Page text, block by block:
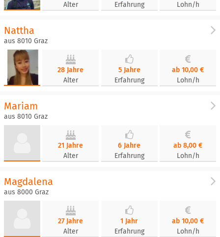
Alter
Erfahrung
Lohn/h
Nattha
aus 8010 Graz
28 Jahre
Alter
5 Jahre
Erfahrung
ab 10,00 €
Lohn/h
Mariam
aus 8010 Graz
21 Jahre
Alter
6 Jahre
Erfahrung
ab 8,00 €
Lohn/h
Magdalena
aus 8000 Graz
27 Jahre
Alter
1 Jahr
Erfahrung
ab 10,00 €
Lohn/h